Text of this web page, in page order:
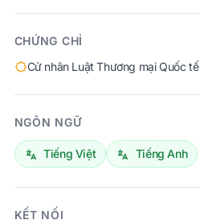
CHỨNG CHỈ
Cử nhân Luật Thương mại Quốc tế
NGÔN NGỮ
Tiếng Việt Tiếng Anh
KẾT NỐI